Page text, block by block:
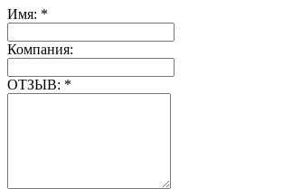
Имя: *
Компания:
ОТЗЫВ: *